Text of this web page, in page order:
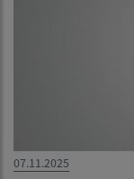
07.11.2025